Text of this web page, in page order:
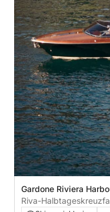
Gardone Riviera
Brescia, Italy
Riva-